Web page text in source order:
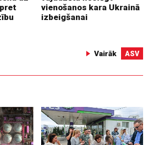
vienošanos kara Ukrainā
izbeigšanai
Vairāk ASV